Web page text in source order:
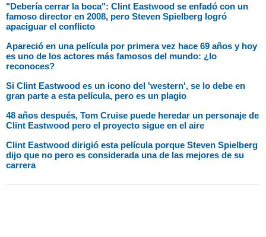
"Debería cerrar la boca": Clint Eastwood se enfadó con un
famoso director en 2008, pero Steven Spielberg logró
apaciguar el conflicto
Apareció en una película por primera vez hace 69 años y hoy
es uno de los actores más famosos del mundo: ¿lo
reconoces?
Si Clint Eastwood es un icono del 'western', se lo debe en
gran parte a esta película, pero es un plagio
48 años después, Tom Cruise puede heredar un personaje de
Clint Eastwood pero el proyecto sigue en el aire
Clint Eastwood dirigió esta película porque Steven Spielberg
dijo que no pero es considerada una de las mejores de su
carrera